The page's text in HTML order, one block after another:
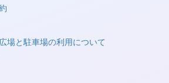
場と駐車場の利用について